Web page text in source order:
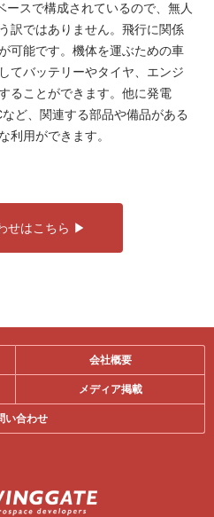
ースで構成されているので、無人
訳ではありません。飛行に関係
可能です。機体を運ぶための車
てバッテリーやタイヤ、エンジ
ることができます。他に発電
ど、関連する部品や備品がある
利用ができます。
せはこちら
会社概要
メディア掲載
い合わせ